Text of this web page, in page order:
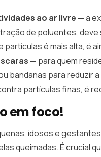
ao ar livre —a
de poluentes, deve
partículas é mais alta, é
— para quem
bandanas para reduzir
partículas finas, é
em foco!
idosos e
queimadas. É crucial